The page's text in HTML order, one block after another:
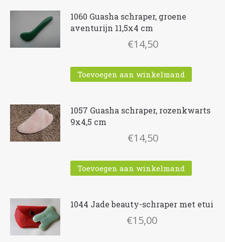
1060 Guasha schraper, groene
aventurijn 11,5x4 cm
€14,50
Toevoegen aan winkelmand
1057 Guasha schraper, rozenkwarts
9x4,5 cm
€14,50
Toevoegen aan winkelmand
1044 Jade beauty-schraper met etui
€15,00